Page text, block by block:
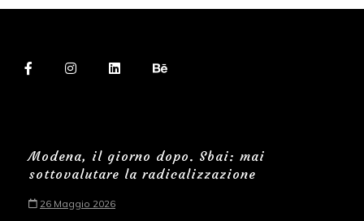
Modena, il giorno dopo. Sbai: mai
sottovalutare la radicalizzazione
26 Maggio 2026